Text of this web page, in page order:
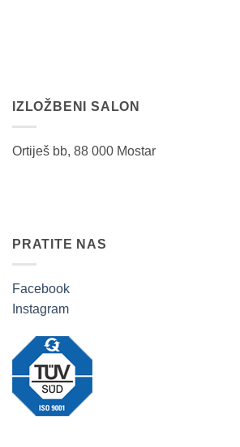
IZLOŽBENI SALON
Ortiješ bb, 88 000 Mostar
PRATITE NAS
Facebook
Instagram